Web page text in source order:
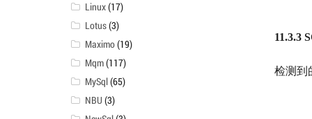
11.3.3
检测到
Linux(17)
Lotus(3)
Maximo(19)
Mqm(117)
MySql(65)
NBU(3)